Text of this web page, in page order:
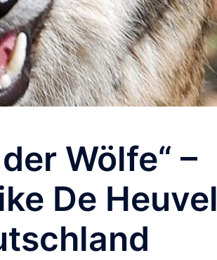
Wölfe“ –
De Heuvel